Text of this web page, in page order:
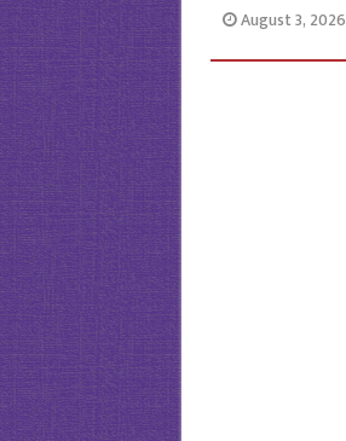
August 3, 2026